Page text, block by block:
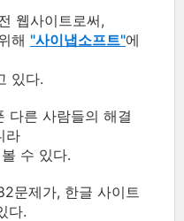
웹사이트로써,
해 "사이냅소프트"에
있다.
다른 사람들의 해결
라
수 있다.
문제가, 한글 사이트
다.